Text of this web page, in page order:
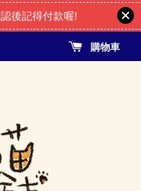
後記得付款喔!
購物車